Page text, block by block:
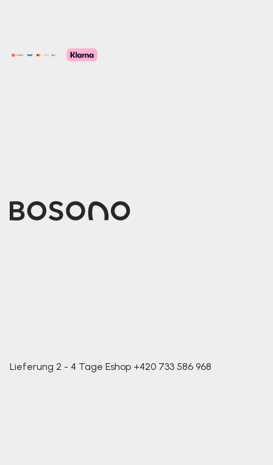
Lieferung 2 - 4 Tage Eshop +420 733 586 968